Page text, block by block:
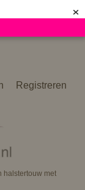
×
Registreren
halstertouw met